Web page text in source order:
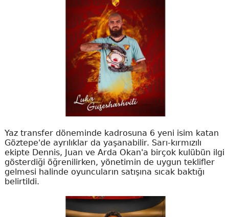
Yaz transfer döneminde kadrosuna 6 yeni isim katan
Göztepe'de ayrılıklar da yaşanabilir. Sarı-kırmızılı
ekipte Dennis, Juan ve Arda Okan'a birçok kulübün ilgi
gösterdiği öğrenilirken, yönetimin de uygun teklifler
gelmesi halinde oyuncuların satışına sıcak baktığı
belirtildi.